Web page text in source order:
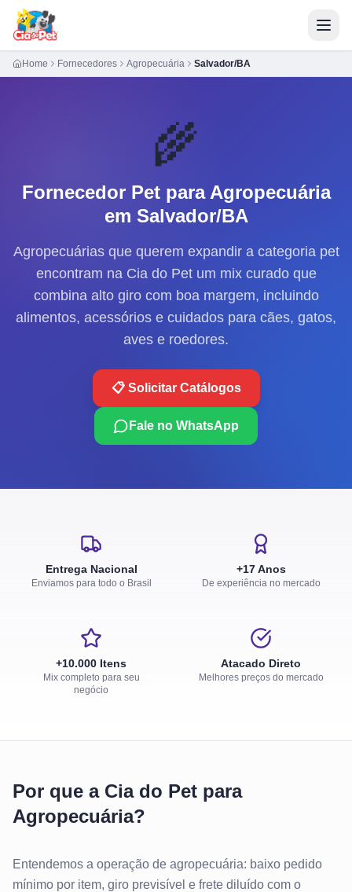
Home Fornecedores Agropecuária Salvador/BA
🌾
Fornecedor Pet para Agropecuária
em Salvador/BA
Agropecuárias que querem expandir a categoria pet
encontram na Cia do Pet um mix curado que
combina alto giro com boa margem, incluindo
alimentos, acessórios e cuidados para cães, gatos,
aves e roedores.
📋 Solicitar Catálogos
Fale no WhatsApp
Entrega Nacional
Enviamos para todo o Brasil
+17 Anos
De experiência no mercado
+10.000 Itens
Mix completo para seu
negócio
Atacado Direto
Melhores preços do mercado
Por que a Cia do Pet para
Agropecuária?
Entendemos a operação de agropecuária: baixo pedido
mínimo por item, giro previsível e frete diluído com o